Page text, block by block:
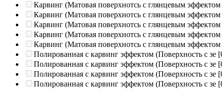
Карвинг (Матовая поверхнотсь с глянцевым эффектом
Карвинг (Матовая поверхнотсь с глянцевым эффектом
Карвинг (Матовая поверхнотсь с глянцевым эффектом
Карвинг (Матовая поверхнотсь с глянцевым эффектом
Карвинг (Матовая поверхнотсь с глянцевым эффектом
Полированная c карвинг эффектом (Поверхность с зе
Полированная c карвинг эффектом (Поверхность с зе
Полированная c карвинг эффектом (Поверхность с зе
Полированная c карвинг эффектом (Поверхность с зе